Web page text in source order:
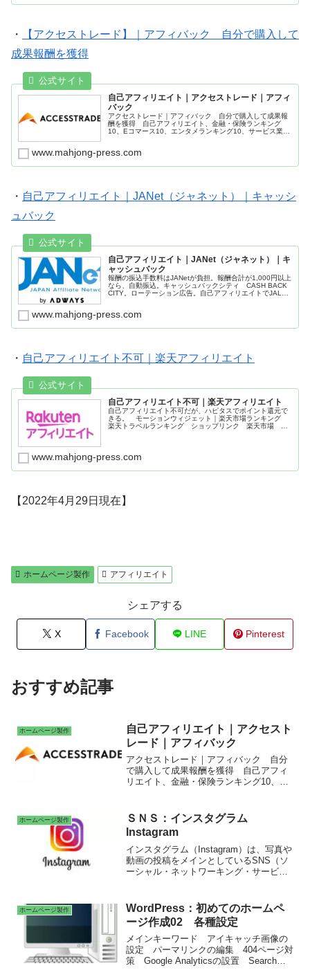
・
【アクセストレード】｜アフィバック 自分で購入して
成果報酬を獲得
自己アフィリエイト｜アクセストレード｜アフィ
バック
アクセストレード｜アフィバック 自分で購入して成果報
酬を獲得 自己アフィリエイト、金融・保険ランキング
10、Eコマース10、エンタメランキング10、サービス業ラ
www.mahjong-press.com
・ 自己アフィリエイト｜JANet（ジャネット）｜キャッシ
ュバック
自己アフィリエイト｜JANet（ジャネット）｜キ
ャッシュバック
報酬の振込手数料はJANetが負担。報酬合計が1,000円以上
なら、自動振込。キャッシュバックシティ CASH BACK
CITY。ローテーション広告。自己アフィリエイトでJALカ
www.mahjong-press.com
・ 自己アフィリエイト不可｜楽天アフィリエイト
自己アフィリエイト不可｜楽天アフィリエイト
自己アフィリエイト不可だが、ハピタスでポイント還元で
きる。 モーションウィジェット｜楽天市場ランキング
楽天トラベルランキング ショップリンク 楽天市場 タ
品、化粧品や食品など生活に必要なあらゆるものがお得に
www.mahjong-press.com
【2022年4月29日現在】
ホームページ製作 アフィリエイト
シェアする
X Facebook LINE Pinterest
おすすめ記事
ホームページ製作
自己アフィリエイト｜アクセスト
レード｜アフィバック
アクセストレード｜アフィバック 自分
で購入して成果報酬を獲得 自己アフィ
リエイト、金融・保険ランキング10、E
（税込）を超えると、報酬支払い
ホームページ製作
ＳＮＳ：インスタグラム
Instagram
インスタグラム（Instagram）は、写真や
動画の投稿をメインとしているSNS（ソ
ーシャル・ネットワーキング・サービ
ール スモールキーワード フォロワー
獲得システム OTONARI ASP インス
タグラム運用代行サービス
ホームページ製作
WordPress：初めてのホームペ
ージ作成02 各種設定
メインキーワード アイキャッチ画像の
設定 パーマリンクの編集 404ページ対
策 Google Analyticsの設置 Search